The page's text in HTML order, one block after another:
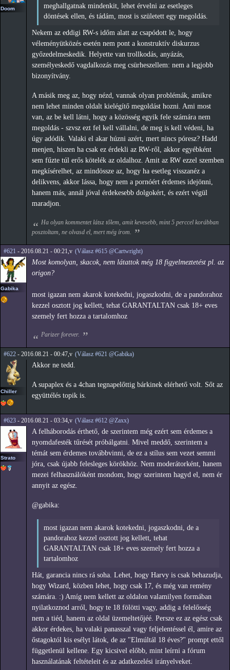
Doom
meghallgatnak mindenkit, lehet érvelni az esetleges
döntések ellen, és tádám, most is született egy megoldás.
Nekem az eddigi RW-s időm alatt az csapódott le, hogy
véleményütközés esetén nem pont a konstruktív diskurzus
győzedelmeskedik. Helyette van trollkodás, anyázás,
személyeskedő vagdalkozás meg csürheszellem: nem a legjobb
bizonyítvány.
A másik meg az, hogy nézd, vannak olyan problémák, amikre
nem lehet minden oldalt kielégítő megoldást hozni. Ami most
van, az be kell látni, hogy a közösség egyik fele számára nem
megoldás - szvsz ezt fel kell vállalni, de meg is kell védeni, ha
úgy adódik. Valaki el akar húzni azért, mert nincs póresz? Hadd
menjen, hiszen ha csak ez érdekli az RW-ről, akkor egyébként
sem fűzte túl erős kötelék az oldalhoz. Amit az RW ezzel szemben
megkísérelhet, az mindössze az, hogy ha esetleg visszanéz a
delikvens, akkor lássa, hogy nem a pornóért érdemes idejönni,
hanem más, annál jóval érdekesebb dolgokért, és ezért végül
maradjon.
Ha olyan kommentet látsz tőlem, amit kevesebb, mint 5 perccel korábban
posztoltam, ne olvasd el, mert még írom.
#621 - 2016.08.21 - 00:21,v (Válasz #615 @Cartwright)
Gabika
Most komolyan, skacok, nem látattok még 18 figyelmeztetést pl. az
origon?
most igazan nem akarok kotekedni, jogaszkodni, de a pandorahoz
kezzel osztott jog kellett, tehat GARANTALTAN csak 18+ eves
szemely fert hozza a tartalomhoz
Parizer forever.
#622 - 2016.08.21 - 00:47,v (Válasz #621 @Gabika)
Chiller
Akkor ne tedd.
A supaplex és a 4chan tegnapelőttig bárkinek elérhető volt. Sőt az
együttélés topik is.
#623 - 2016.08.21 - 03:34,v (Válasz #612 @Zaxx)
Strato
A felháborodás érthető, de szerintem még ezért sem érdemes a
nyomdafesték tűrését próbálgatni. Mivel meddő, szerintem a
témát sem érdemes továbbvinni, de ez a stílus sem vezet semmi
jóra, csak újabb felesleges körökhöz. Nem moderátorként, hanem
mezei felhasználóként mondom, hogy szerintem hagyd el, nem ér
annyit az egész.
@gabika:
most igazan nem akarok kotekedni, jogaszkodni, de a
pandorahoz kezzel osztott jog kellett, tehat
GARANTALTAN csak 18+ eves szemely fert hozza a
tartalomhoz
Hát, garancia nincs rá soha. Lehet, hogy Harvy is csak behazudja,
hogy Wizard, közben lehet, hogy csak 17, és még van remény
számára. :) Amíg nem kellett az oldalon valamilyen formában
nyilatkoznod arról, hogy te 18 fölötti vagy, addig a felelősség
nem a tiéd, hanem az oldal üzemeltetőjéé. Persze ez az egész csak
akkor érdekes, ha valaki panasszal vagy feljelentéssel él, amire az
őstagoktól kis esélyt látok, de az "Elmúltál 18 éves?" prompt ettől
függetlenül kellene. Egy kicsivel előbb, mint leírni a fórum
használatának feltételeit és az adatkezelési irányelveket.